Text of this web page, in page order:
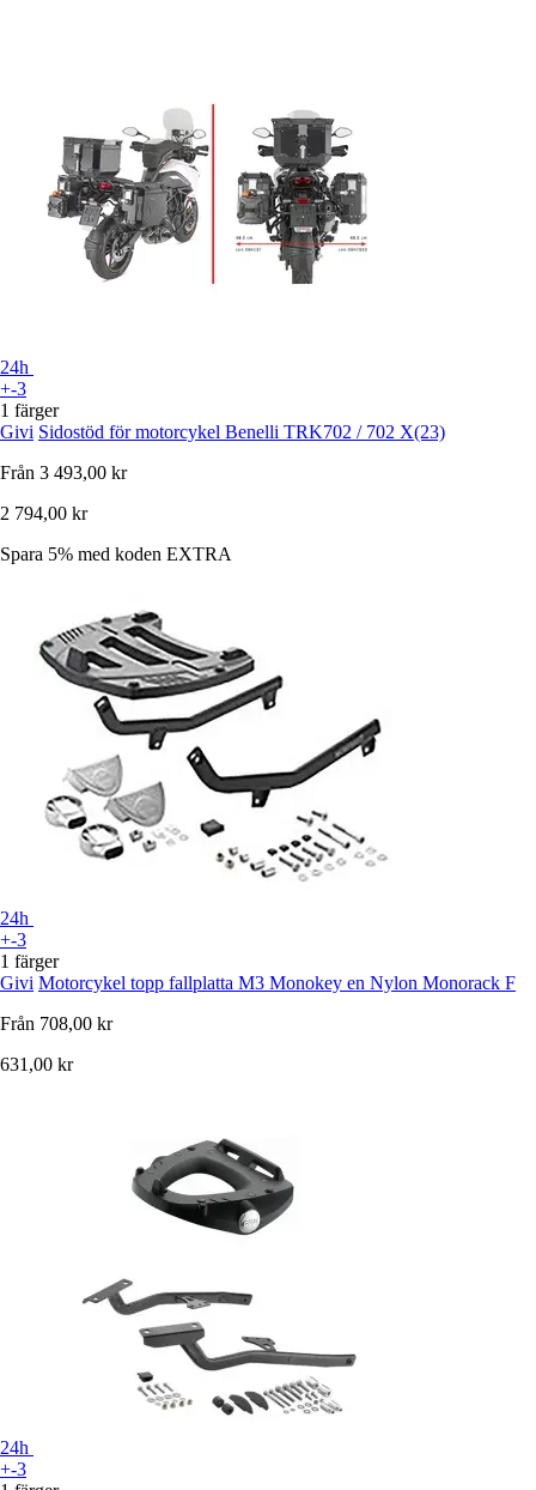
24h
+-3
1 färger
Givi Sidostöd för motorcykel Benelli TRK702 / 702 X(23)
Från 3 493,00 kr
2 794,00 kr
Spara 5% med koden EXTRA
24h
+-3
1 färger
Givi Motorcykel topp fallplatta M3 Monokey en Nylon Monorack F
Från 708,00 kr
631,00 kr
24h
+-3